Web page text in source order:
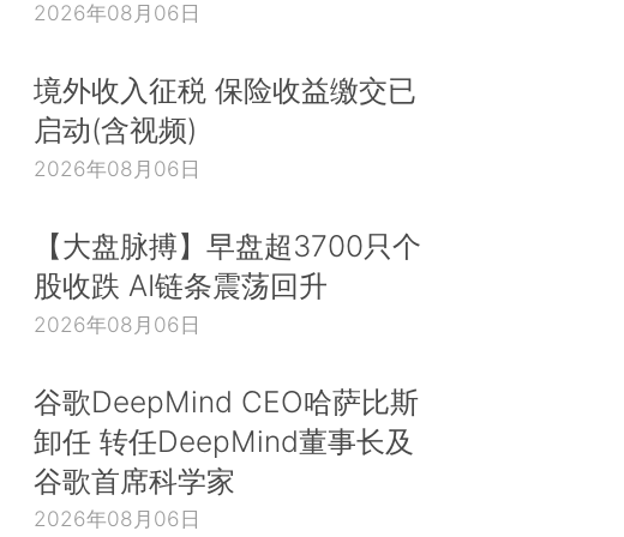
2026年08月06日
境外收入征税 保险收益缴交已
启动(含视频)
2026年08月06日
【大盘脉搏】早盘超3700只个
股收跌 AI链条震荡回升
2026年08月06日
谷歌DeepMind CEO哈萨比斯
卸任 转任DeepMind董事长及
谷歌首席科学家
2026年08月06日